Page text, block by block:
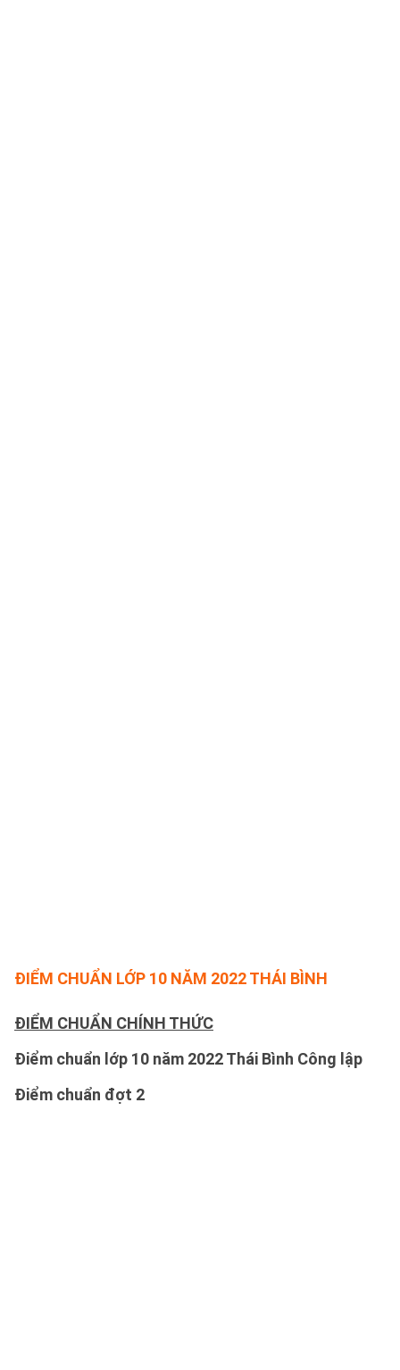
ĐIỂM CHUẨN LỚP 10 NĂM 2022 THÁI BÌNH
ĐIỂM CHUẨN CHÍNH THỨC
Điểm chuẩn lớp 10 năm 2022 Thái Bình Công lập
Điểm chuẩn đợt 2